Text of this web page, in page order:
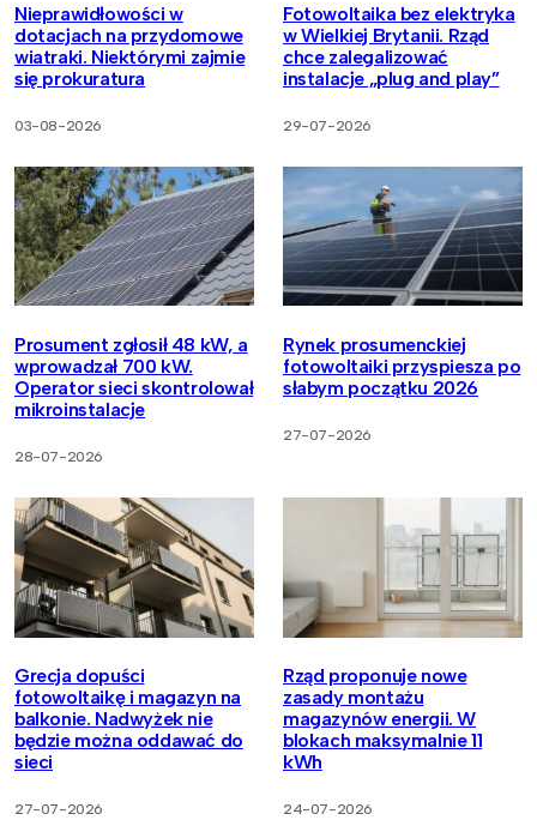
Nieprawidłowości w
dotacjach na przydomowe
wiatraki. Niektórymi zajmie
się prokuratura
03-08-2026
Fotowoltaika bez elektryka
w Wielkiej Brytanii. Rząd
chce zalegalizować
instalacje „plug and play”
29-07-2026
Prosument zgłosił 48 kW, a
wprowadzał 700 kW.
Operator sieci skontrolował
mikroinstalacje
28-07-2026
Rynek prosumenckiej
fotowoltaiki przyspiesza po
słabym początku 2026
27-07-2026
Grecja dopuści
fotowoltaikę i magazyn na
balkonie. Nadwyżek nie
będzie można oddawać do
sieci
27-07-2026
Rząd proponuje nowe
zasady montażu
magazynów energii. W
blokach maksymalnie 11
kWh
24-07-2026